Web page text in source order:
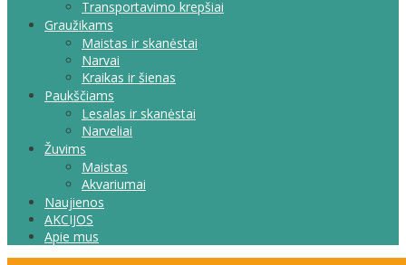
Transportavimo krepšiai
Graužikams
Maistas ir skanėstai
Narvai
Kraikas ir šienas
Paukščiams
Lesalas ir skanėstai
Narveliai
Žuvims
Maistas
Akvariumai
Naujienos
AKCIJOS
Apie mus